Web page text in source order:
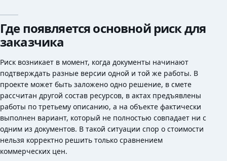
Где появляется основной риск для
заказчика
Риск возникает в момент, когда документы начинают
подтверждать разные версии одной и той же работы. В
проекте может быть заложено одно решение, в смете
рассчитан другой состав ресурсов, в актах предъявлены
работы по третьему описанию, а на объекте фактически
выполнен вариант, который не полностью совпадает ни с
одним из документов. В такой ситуации спор о стоимости
нельзя корректно решить только сравнением
коммерческих цен.